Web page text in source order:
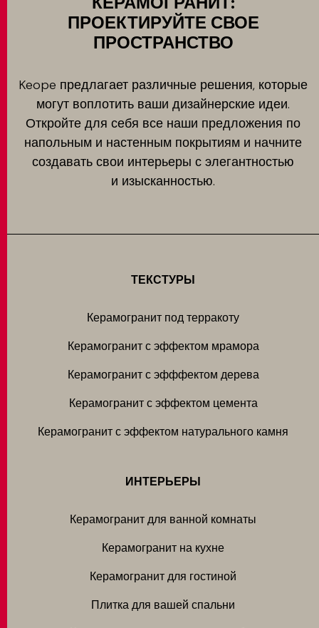
ПРОЕКТИРУЙТЕ СВОЕ
ПРОСТРАНСТВО
Keope предлагает различные решения, которые
могут воплотить ваши дизайнерские идеи.
Откройте для себя все наши предложения по
напольным и настенным покрытиям и начните
создавать свои интерьеры с элегантностью
и изысканностью.
ТЕКСТУРЫ
Керамогранит под терракоту
Керамогранит с эффектом мрамора
Керамогранит с эфффектом дерева
Керамогранит с эффектом цемента
Керамогранит с эффектом натурального камня
ИНТЕРЬЕРЫ
Керамогранит для ванной комнаты
Керамогранит на кухне
Керамогранит для гостиной
Плитка для вашей спальни